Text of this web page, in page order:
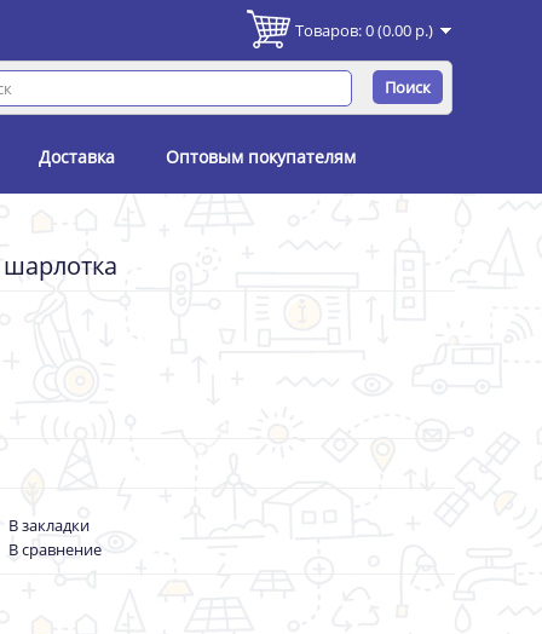
Товаров: 0 (0.00 р.)
Поиск
Доставка Оптовым покупателям
В закладки
В сравнение